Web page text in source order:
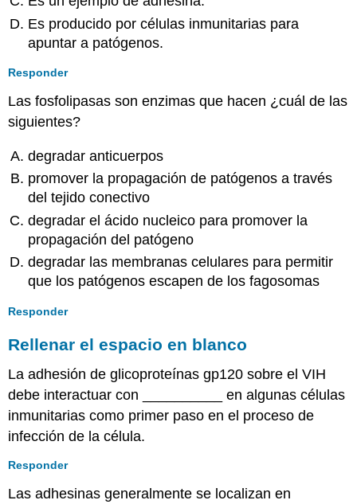
Es producido por células inmunitarias para
apuntar a patógenos.
Responder
Las fosfolipasas son enzimas que hacen ¿cuál de las
siguientes?
degradar anticuerpos
promover la propagación de patógenos a través
del tejido conectivo
degradar el ácido nucleico para promover la
propagación del patógeno
degradar las membranas celulares para permitir
que los patógenos escapen de los fagosomas
Responder
Rellenar el espacio en blanco
La adhesión de glicoproteínas gp120 sobre el VIH
debe interactuar con __________ en algunas células
inmunitarias como primer paso en el proceso de
infección de la célula.
Responder
Las adhesinas generalmente se localizan en